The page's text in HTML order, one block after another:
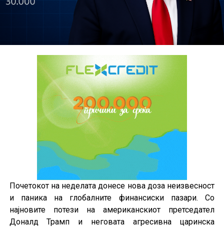
Почетокот на неделата донесе нова доза неизвесност
и паника на глобалните финансиски пазари. Со
најновите потези на американскиот претседател
Доналд Трамп и неговата агресивна царинска